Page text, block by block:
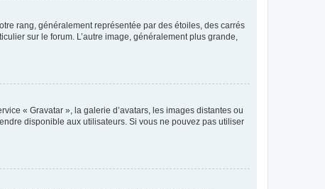
rang, généralement représentée par des étoiles, des carrés
sur le forum. L’autre image, généralement plus grande,
« Gravatar », la galerie d’avatars, les images distantes ou
disponible aux utilisateurs. Si vous ne pouvez pas utiliser